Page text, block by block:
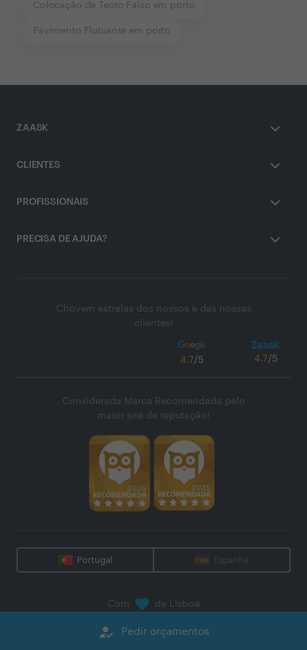
how_to_reg Pedir orçamentos
Colocação de Tecto Falso em porto
Pavimento Flutuante em porto
ZAASK
CLIENTES
PROFISSIONAIS
PRECISA DE AJUDA?
Chovem estrelas dos nossos e das nossas
clientes!
4.7/5 4.7/5
Considerada Marca Recomendada pelo
maior site de reputação!
Portugal Espanha
Com de Lisboa
Zaask - Plataforma Digital, S.A.